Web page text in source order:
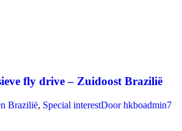
fly drive – Zuidoost Brazilië
Brazilië, Special interestDoorhkboadmin7